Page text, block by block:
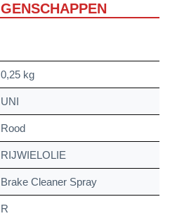
0,25 kg
UNI
Rood
RIJWIELOLIE
Brake Cleaner Spray
R